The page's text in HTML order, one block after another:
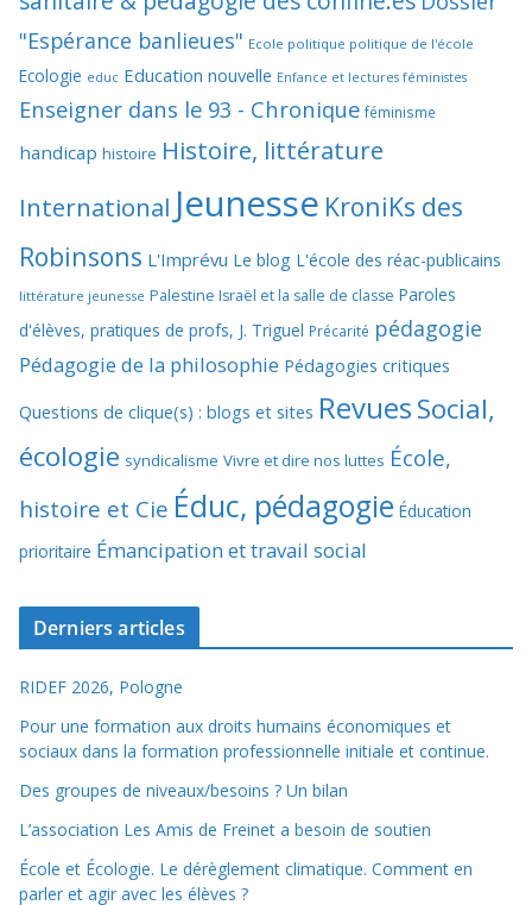
"Espérance banlieues" Ecole politique politique de l'école
Ecologie educ Education nouvelle Enfance et lectures féministes
Enseigner dans le 93 - Chronique féminisme
handicap histoire Histoire, littérature
International Jeunesse KroniKs des
Robinsons L'Imprévu Le blog L'école des réac-publicains
littérature jeunesse Palestine Israël et la salle de classe Paroles
d'élèves, pratiques de profs, J. Triguel Précarité pédagogie
Pédagogie de la philosophie Pédagogies critiques
Questions de clique(s) : blogs et sites RevuesSocial,
écologie syndicalisme Vivre et dire nos luttes École,
histoire et Cie Éduc, pédagogie Éducation
prioritaire Émancipation et travail social
Derniers articles
RIDEF 2026, Pologne
Pour une formation aux droits humains économiques et
sociaux dans la formation professionnelle initiale et continue.
Des groupes de niveaux/besoins ? Un bilan
L’association Les Amis de Freinet a besoin de soutien
École et Écologie. Le dérèglement climatique. Comment en
parler et agir avec les élèves ?